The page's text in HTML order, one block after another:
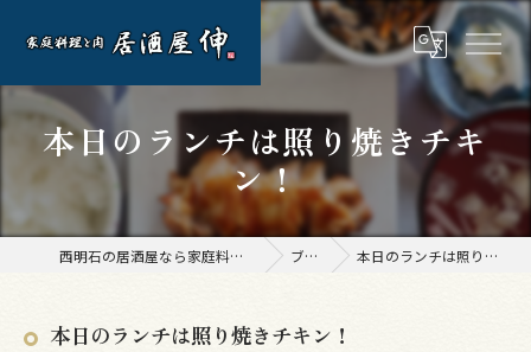
本日のランチは照り焼きチキ
ン！
西明石の居酒屋なら家庭料理と肉 居酒屋 伸 ブログ 本日のランチは照り焼きチキン！
本日のランチは照り焼きチキン！